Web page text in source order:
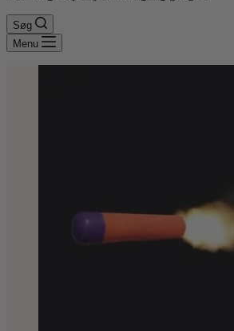
Søg
Menu